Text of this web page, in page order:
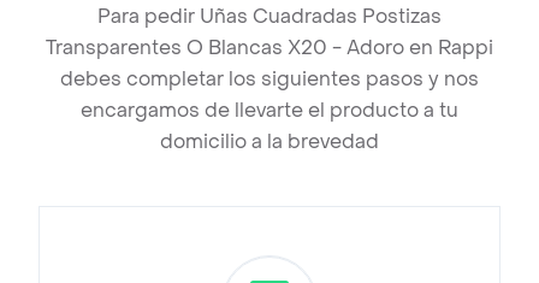
Para pedir Uñas Cuadradas Postizas
Transparentes O Blancas X20 - Adoro en Rappi
debes completar los siguientes pasos y nos
encargamos de llevarte el producto a tu
domicilio a la brevedad